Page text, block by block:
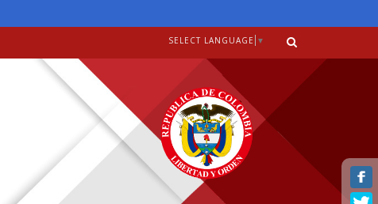
SELECT LANGUAGE ▼